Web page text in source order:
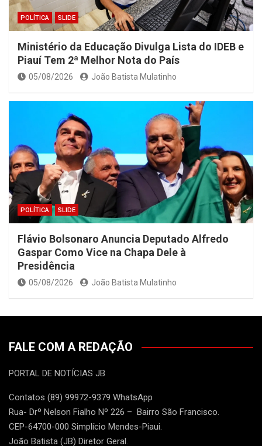
POLÍTICA SLIDE
Ministério da Educação Divulga Lista do IDEB e
Piauí Tem 2ª Melhor Nota do País
05/08/2026 João Batista Mulatinho
POLÍTICA SLIDE
Flávio Bolsonaro Anuncia Deputado Alfredo
Gaspar Como Vice na Chapa Dele à
Presidência
05/08/2026 João Batista Mulatinho
FALE COM A REDAÇÃO
PORTAL DE NOTÍCIAS JB
Contatos (89) 99972-9379 WhatsApp
Rua- Drº Nelson Fialho Nº 226 – Bairro São Francisco.
CEP-64700-000 Simplício Mendes-Piaui.
João Batista (JB) Diretor Geral.